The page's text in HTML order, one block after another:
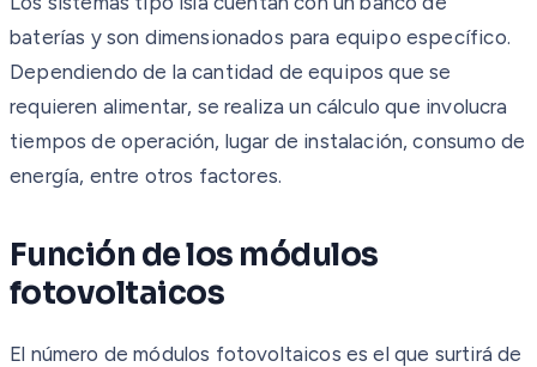
baterías y son dimensionados para equipo específico.
Dependiendo de la cantidad de equipos que se
requieren alimentar, se realiza un cálculo que involucra
tiempos de operación, lugar de instalación, consumo de
energía, entre otros factores.
Función de los módulos
fotovoltaicos
El número de módulos fotovoltaicos es el que surtirá de